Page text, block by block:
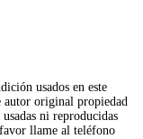
usados en este
autor original propiedad
ni reproducidas
llame al teléfono